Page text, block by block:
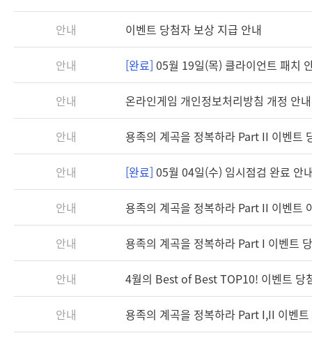
안내 이벤트 당첨자 보상 지급 안내
안내 [완료] 05월 19일(목) 클라이언트 패치
안내 온라인게임 개인정보처리방침 개정 안내
안내 용족의 계곡을 정복하라 Part II 이벤트
안내 [완료] 05월 04일(수) 임시점검 완료 안
안내 용족의 계곡을 정복하라 Part II 이벤트
안내 용족의 계곡을 정복하라 Part I 이벤트
안내 4월의 Best of Best TOP10! 이벤트 당
안내 용족의 계곡을 정복하라 Part I,II 이벤